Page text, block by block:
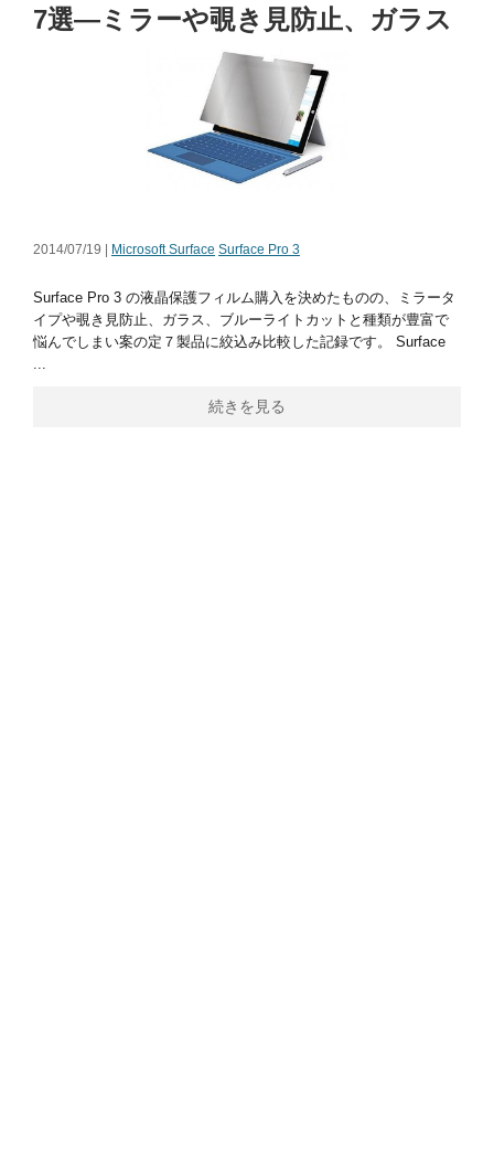
7選―ミラーや覗き見防止、ガラス
2014/07/19 | Microsoft Surface Surface Pro 3
Surface Pro 3 の液晶保護フィルム購入を決めたものの、ミラータ
イプや覗き見防止、ガラス、ブルーライトカットと種類が豊富で
悩んでしまい案の定７製品に絞込み比較した記録です。 Surface
...
続きを見る